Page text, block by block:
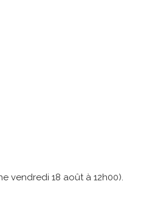
vendredi 18 août à 12h00).